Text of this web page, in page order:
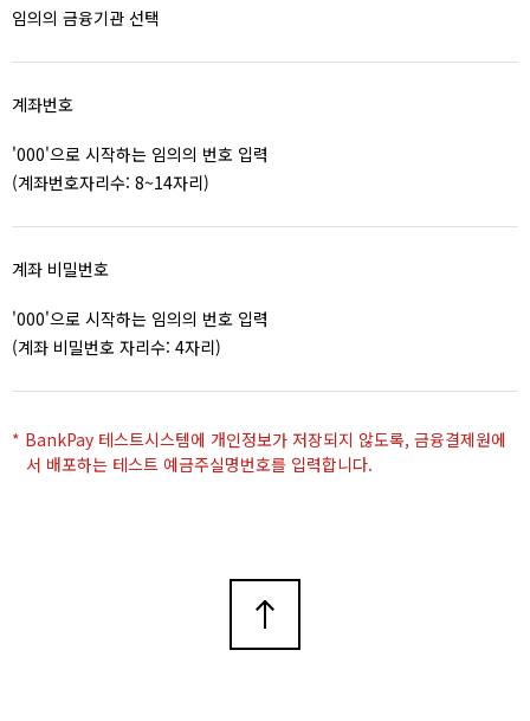
임의의 금융기관 선택
계좌번호
'000'으로 시작하는 임의의 번호 입력
(계좌번호자리수: 8~14자리)
계좌 비밀번호
'000'으로 시작하는 임의의 번호 입력
(계좌 비밀번호 자리수: 4자리)
* BankPay 테스트시스템에 개인정보가 저장되지 않도록, 금융결제원에
서 배포하는 테스트 예금주실명번호를 입력합니다.